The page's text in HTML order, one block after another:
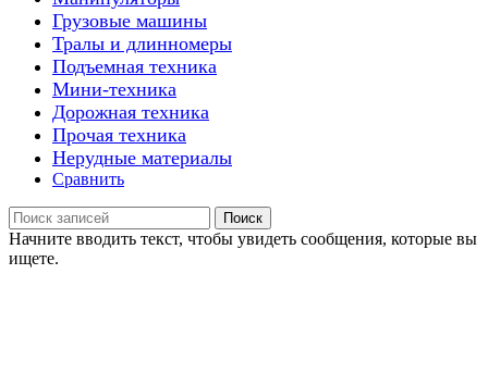
Грузовые машины
Тралы и длинномеры
Подъемная техника
Мини-техника
Дорожная техника
Прочая техника
Нерудные материалы
Сравнить
Поиск
Начните вводить текст, чтобы увидеть сообщения, которые вы
ищете.